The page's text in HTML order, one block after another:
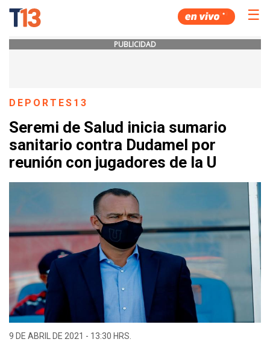
☰
PUBLICIDAD
DEPORTES13
Seremi de Salud inicia sumario
sanitario contra Dudamel por
reunión con jugadores de la U
9 DE ABRIL DE 2021 - 13:30 HRS.